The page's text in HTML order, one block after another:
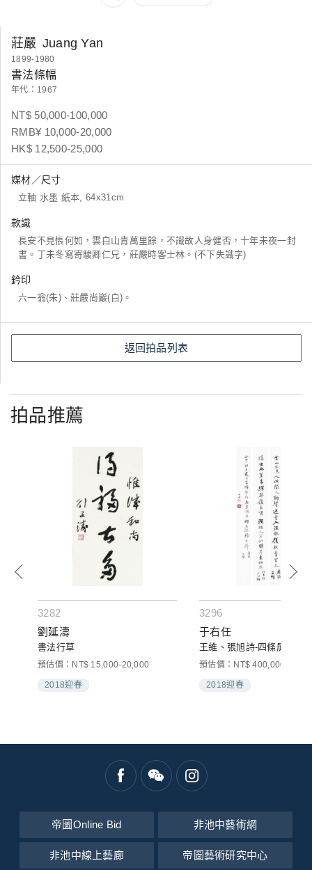
莊嚴 Juang Yan
1899-1980
書法條幅
年代：1967
NT$ 50,000-100,000
RMB¥ 10,000-20,000
HK$ 12,500-25,000
媒材／尺寸
立軸 水墨 紙本, 64x31cm
款識
長安不見悵何如，雲白山青萬里餘，不識故人身健否，十年未夜一封
書。丁未冬寫寄駿卿仁兄，莊嚴時客士林。(不下失識字)
鈐印
六一翁(朱)、莊嚴尚巖(白)。
返回拍品列表
拍品推薦
3282
劉延濤
書法行草
預估價：NT$ 15,000-20,000
2018迎春
3296
于右任
王維、張旭詩-四條屏
預估價：NT$ 400,000-
2018迎春
帝圖Online Bid 非池中藝術網
非池中線上藝廊 帝圖藝術研究中心